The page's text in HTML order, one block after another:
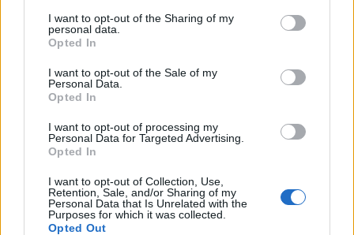
I want to opt-out of the Sharing of my
personal data.
Opted In
I want to opt-out of the Sale of my
Personal Data.
Opted In
I want to opt-out of processing my
Personal Data for Targeted Advertising.
Opted In
I want to opt-out of Collection, Use,
Retention, Sale, and/or Sharing of my
Personal Data that Is Unrelated with the
Purposes for which it was collected.
Opted Out
Aron Kiviharju ei luovuttanut edes viiden
maalin tappioasemassa – uhmasi
01.05.2024 18:39